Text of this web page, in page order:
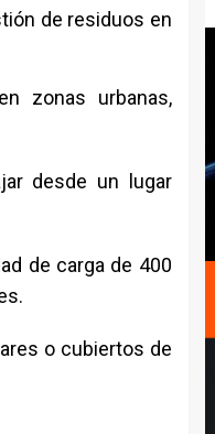
de residuos en
zonas urbanas,
desde un lugar
de carga de 400
o cubiertos de